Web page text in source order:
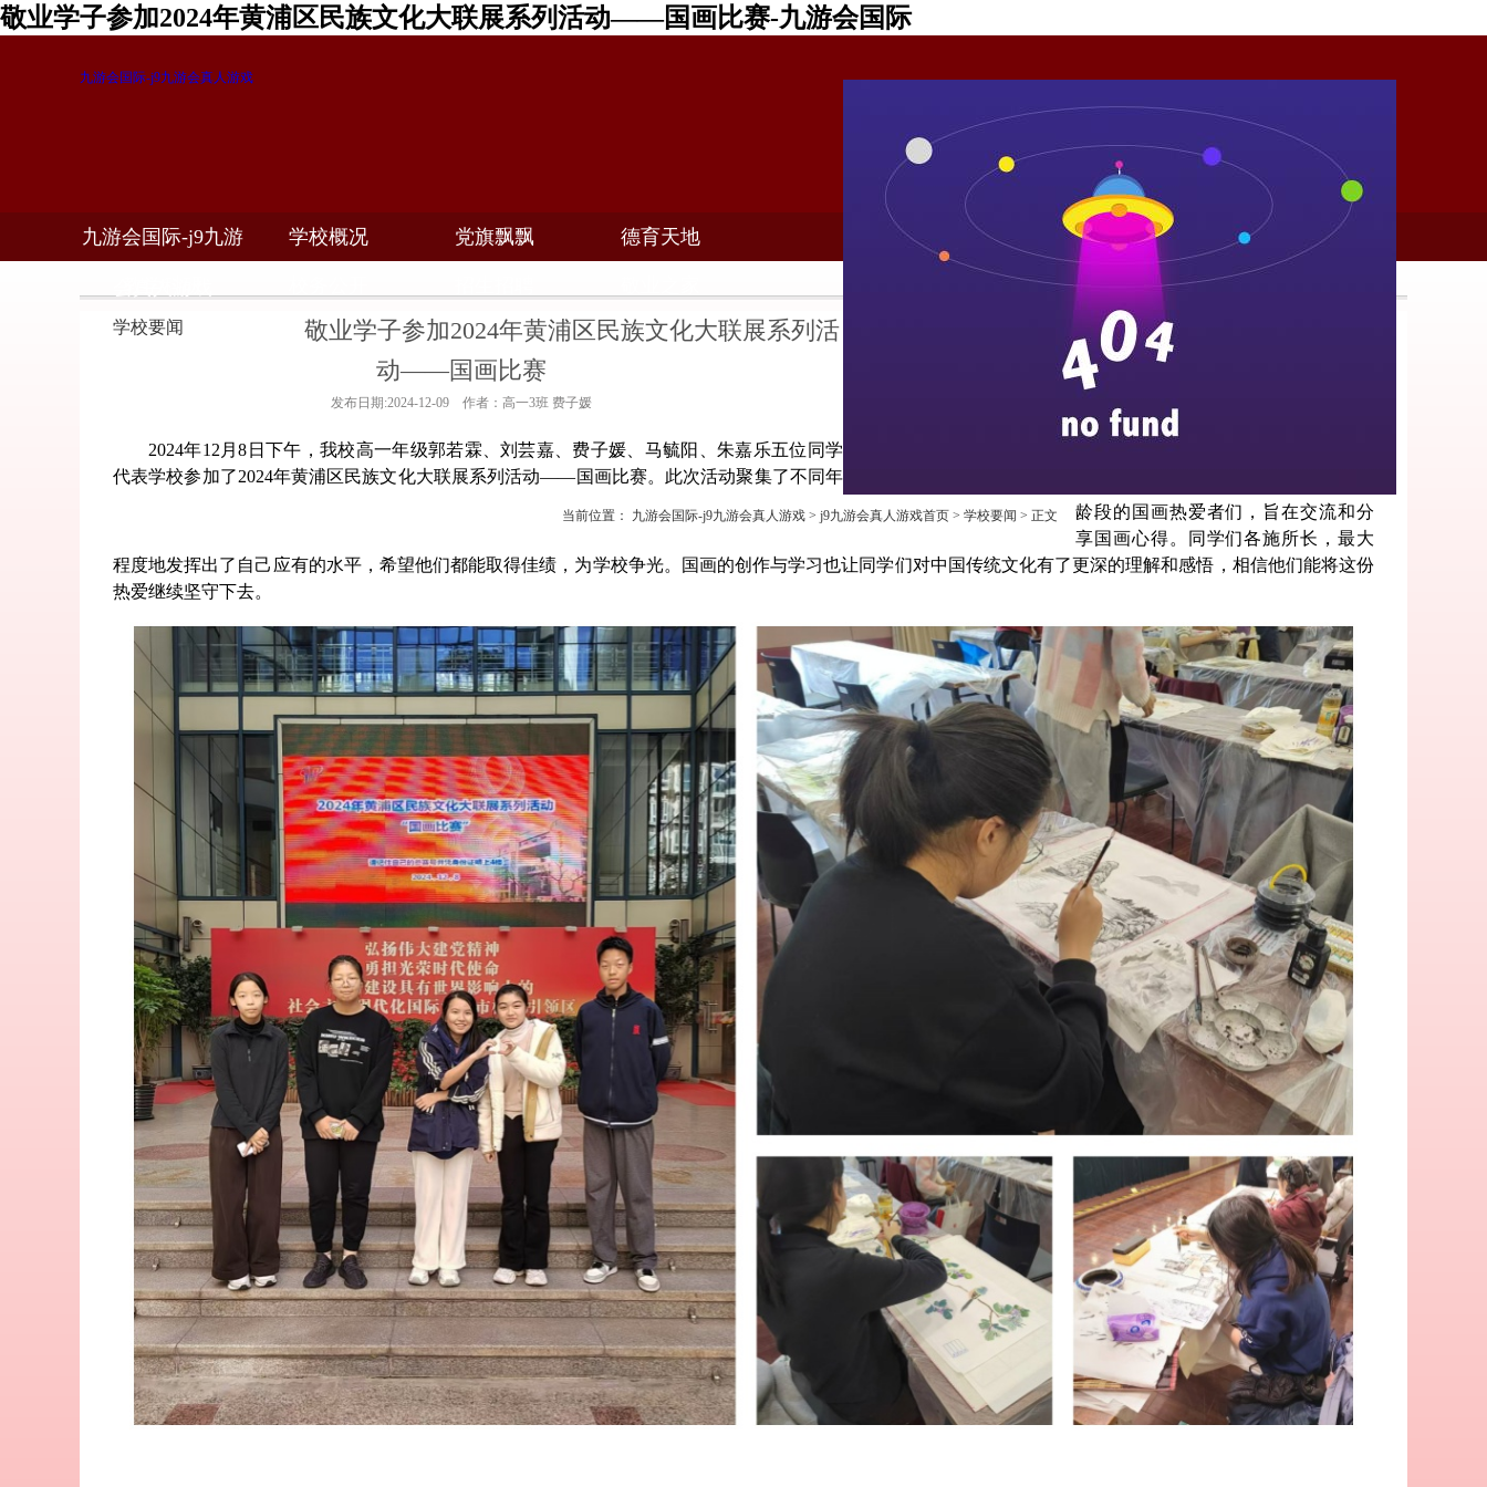
敬业学子参加2024年黄浦区民族文化大联展系列活动——国画比赛-九游会国际
九游会国际-j9九游会真人游戏
九游会国际-j9九游 学校概况 党旗飘飘 德育天地
学校要闻
当前位置： 九游会国际-j9九游会真人游戏 > j9九游会真人游戏首页 > 学校要闻 > 正文
敬业学子参加2024年黄浦区民族文化大联展系列活
动——国画比赛
发布日期:2024-12-09 作者：高一3班 费子媛
2024年12月8日下午，我校高一年级郭若霖、刘芸嘉、费子媛、马毓阳、朱嘉乐五位同学
代表学校参加了2024年黄浦区民族文化大联展系列活动——国画比赛。此次活动聚集了不同年
龄段的国画热爱者们，旨在交流和分
享国画心得。同学们各施所长，最大
程度地发挥出了自己应有的水平，希望他们都能取得佳绩，为学校争光。国画的创作与学习也让同学们对中国传统文化有了更深的理解和感悟，相信他们能将这份
热爱继续坚守下去。